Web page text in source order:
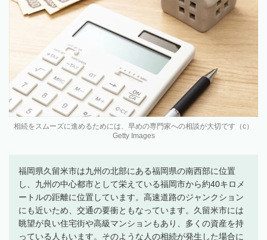
相続をスムーズに進めるためには、早めの専門家への相談が大切です（c）
Getty Images
福岡県久留米市は九州の北部にある福岡県の南西部に位置
し、九州の中心都市として栄えている福岡市から約40キロメ
ートルの距離に位置しています。高速道路のジャンクション
にも近いため、交通の要衝ともなっています。久留米市には
眺望が良い住宅街や高級マンションもあり、多くの資産を持
っている人もいます。そのような人の相続が発生した場合に